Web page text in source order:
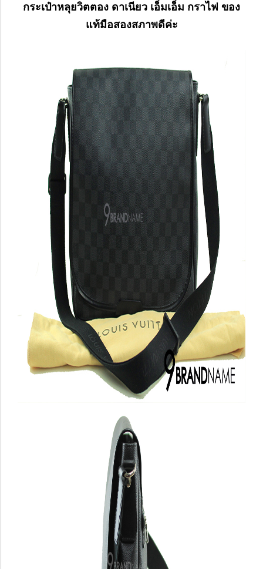
กระเป๋าหลุยวิตตอง ดาเนียว เอ็มเอ็ม กราไฟ ของ
แท้มือสองสภาพดีค่ะ